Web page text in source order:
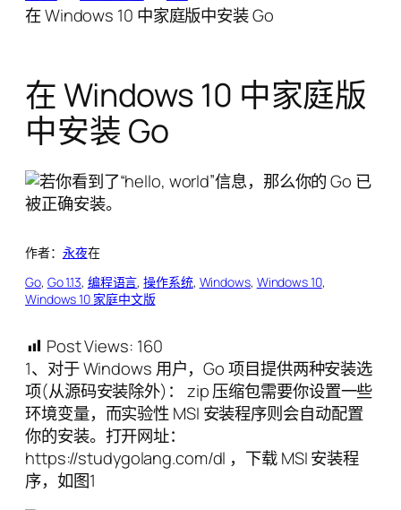
在 Windows 10 中家庭版中安装 Go
在 Windows 10 中家庭版
中安装 Go
作者： 永夜在
Go, Go 1.13, 编程语言, 操作系统, Windows, Windows 10
Windows 10 家庭中文版
Post Views: 160
1、对于 Windows 用户，Go 项目提供两种安装选
项(从源码安装除外)： zip 压缩包需要你设置一些
环境变量，而实验性 MSI 安装程序则会自动配置
你的安装。打开网址：
https://studygolang.com/dl ，下载 MSI 安装程
序，如图1